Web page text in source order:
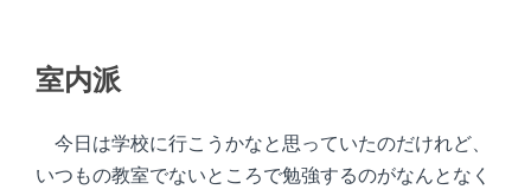
室内派
今日は学校に行こうかなと思っていたのだけれど、
いつもの教室でないところで勉強するのがなんとなく